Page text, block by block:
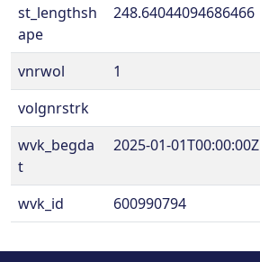
st_lengthsh
ape
248.64044094686466
vnrwol
1
volgnrstrk
wvk_begda
t
2025-01-01T00:00:00Z
wvk_id 600990794